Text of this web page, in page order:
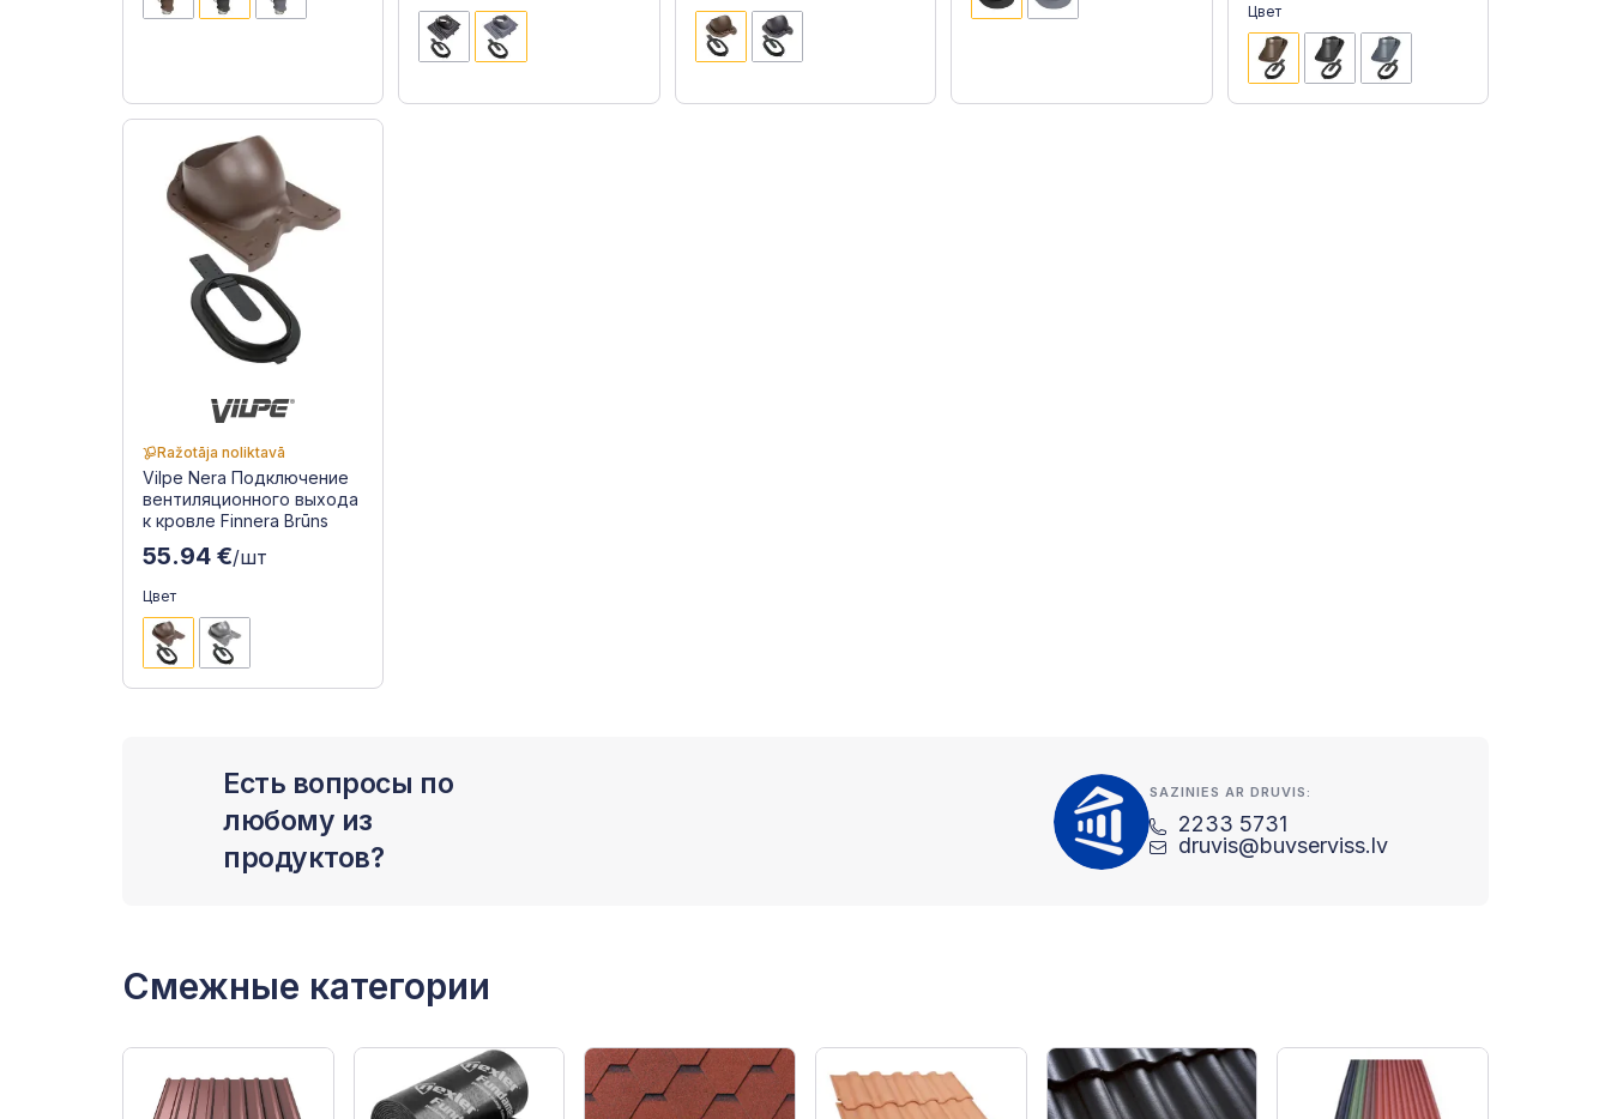
Цвет
Ražotāja noliktavā
Vilpe Nera Подключение
вентиляционного выхода
к кровле Finnera Brūns
55.94 €/шт
Цвет
Есть вопросы по
любому из
продуктов?
SAZINIES AR DRUVIS:
2233 5731
druvis@buvserviss.lv
Смежные категории